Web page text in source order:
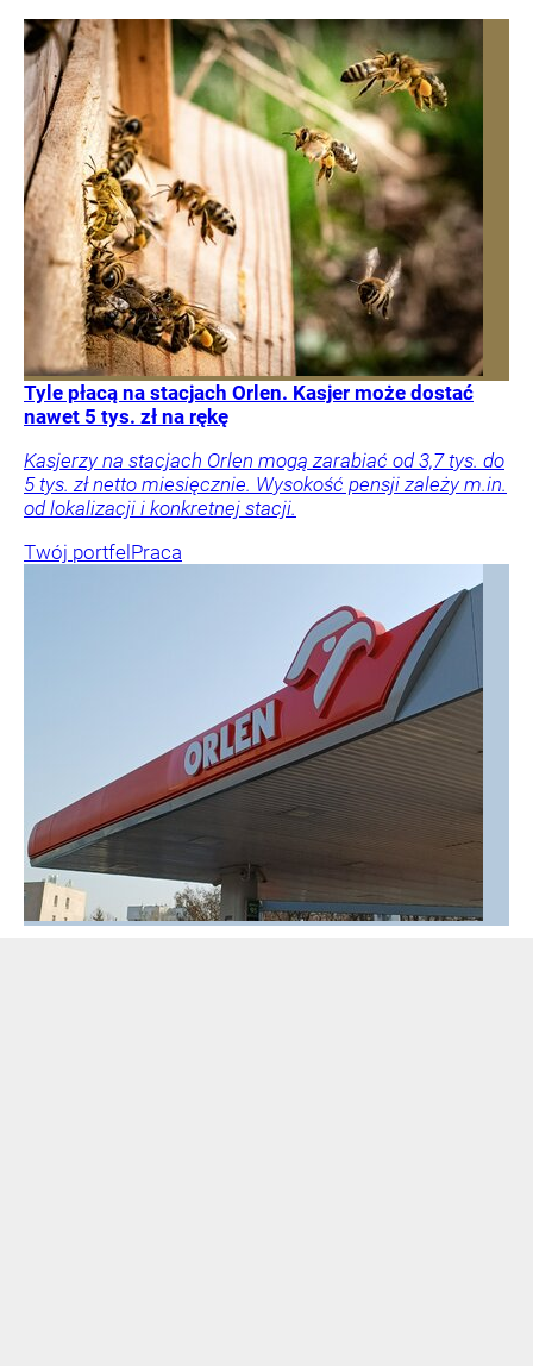
Tyle płacą na stacjach Orlen. Kasjer może dostać
nawet 5 tys. zł na rękę
Kasjerzy na stacjach Orlen mogą zarabiać od 3,7 tys. do
5 tys. zł netto miesięcznie. Wysokość pensji zależy m.in.
od lokalizacji i konkretnej stacji.
Twój portfel Praca